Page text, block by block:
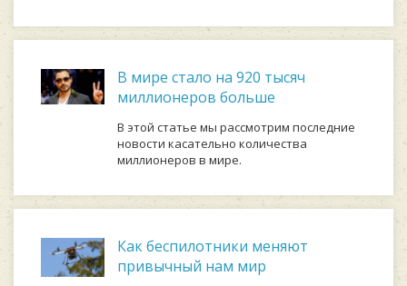
В мире стало на 920 тысяч
миллионеров больше
В этой статье мы рассмотрим последние
новости касательно количества
миллионеров в мире.
Как беспилотники меняют
привычный нам мир